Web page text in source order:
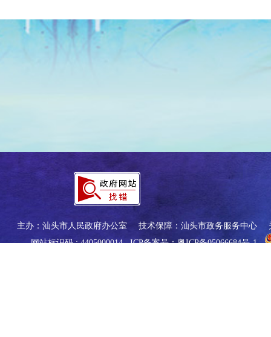
主办：汕头市人民政府办公室 技术保障：汕头市政务服务中心
网站标识码 : 4405000014ICP备案号：粤ICP备05066684号-1